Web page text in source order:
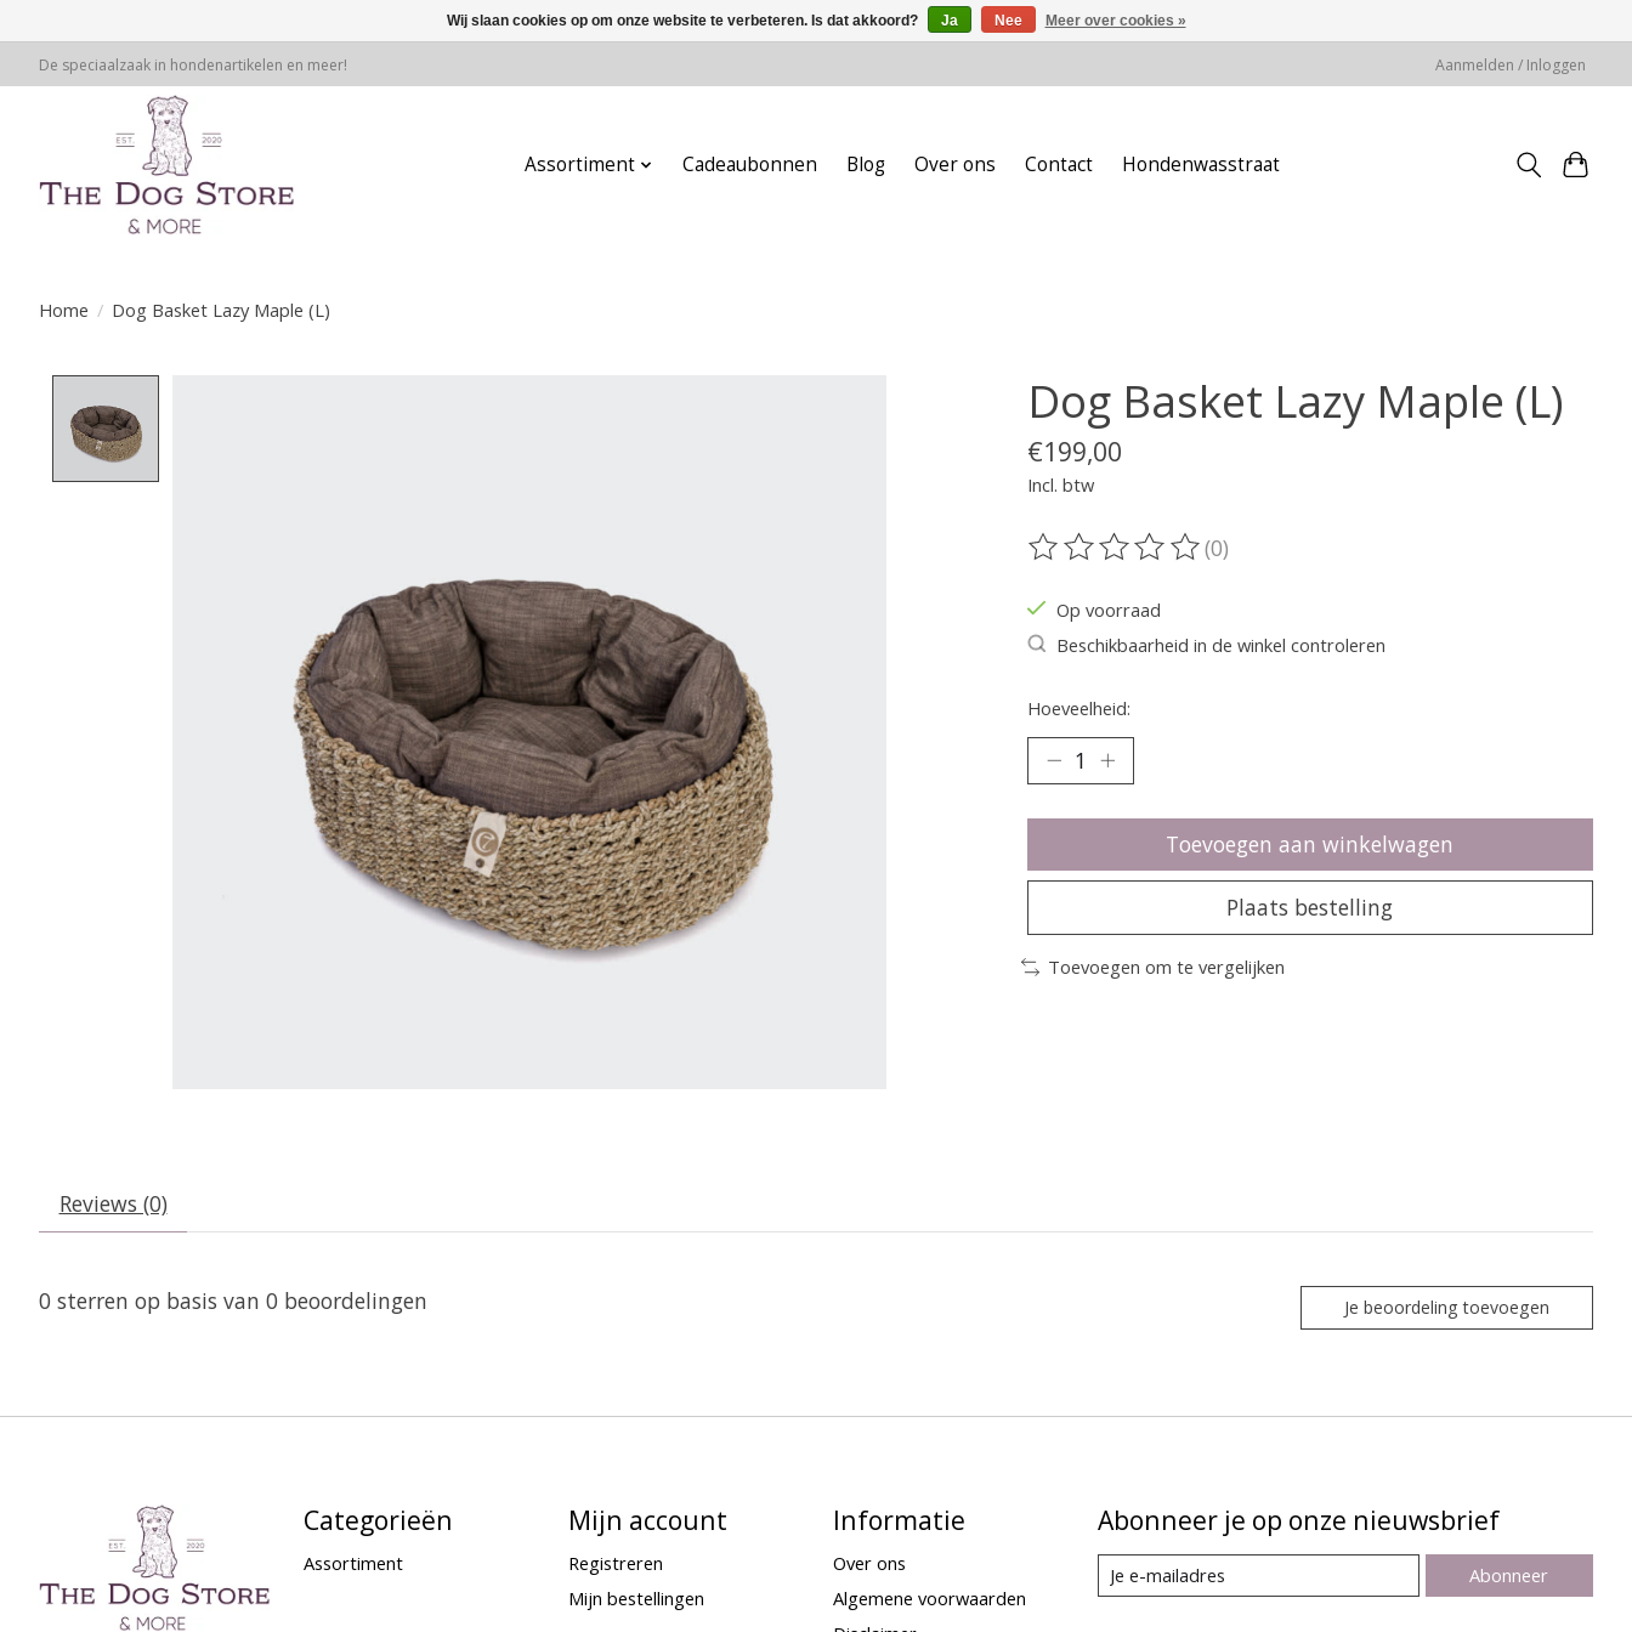
De speciaalzaak in hondenartikelen en meer! Aanmelden / Inloggen
Assortiment Cadeaubonnen Blog Over ons Contact Hondenwasstraat
Home / Dog Basket Lazy Maple (L)
Dog Basket Lazy Maple (L)
€199,00
Incl. btw
De beoordeling van dit product is
(0)
Op voorraad
Beschikbaarheid in de winkel controleren
Hoeveelheid:
Toevoegen aan winkelwagen
Plaats bestelling
Toevoegen om te vergelijken
Reviews (0)
0 sterren op basis van 0 beoordelingen Je beoordeling toevoegen
Categorieën
Assortiment
Mijn account
Registreren
Mijn bestellingen
Informatie
Over ons
Algemene voorwaarden
Abonneer je op onze nieuwsbrief
Abonneer
Wij slaan cookies op om onze website te verbeteren. Is dat akkoord? Ja Nee Meer over cookies »